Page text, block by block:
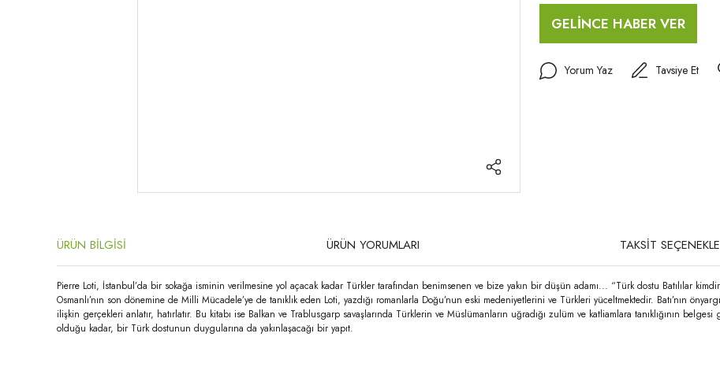
GELİNCE HABER VER
Yorum Yaz Tavsiye Et
ÜRÜN BİLGİSİ ÜRÜN YORUMLARI TAKSİT
Pierre Loti, İstanbul’da bir sokağa isminin verilmesine yol açacak kadar Türkler tarafından benimsenen ve bize yakın bir düşün adamı... “Türk dostu Batılılar
Osmanlı’nın son dönemine de Milli Mücadele’ye de tanıklık eden Loti, yazdığı romanlarla Doğu’nun eski medeniyetlerini ve Türkleri yüceltmektedir. Batı’nın
ilişkin gerçekleri anlatır, hatırlatır. Bu kitabı ise Balkan ve Trablusgarp savaşlarında Türklerin ve Müslümanların uğradığı zulüm ve katliamlara tanıklığının
olduğu kadar, bir Türk dostunun duygularına da yakınlaşacağı bir yapıt.